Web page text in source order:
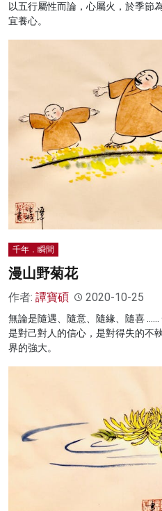
以五行屬性而論，心屬火，於季節
宜養心。
千年．瞬間
漫山野菊花
作者: 譚寶碩 2020-10-25
無論是隨遇、隨意、隨緣、隨喜 ……
是對己對人的信心，是對得失的不
界的強大。